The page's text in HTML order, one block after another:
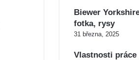
Biewer
fotka, rysy
31 března, 2025
Vlastnosti